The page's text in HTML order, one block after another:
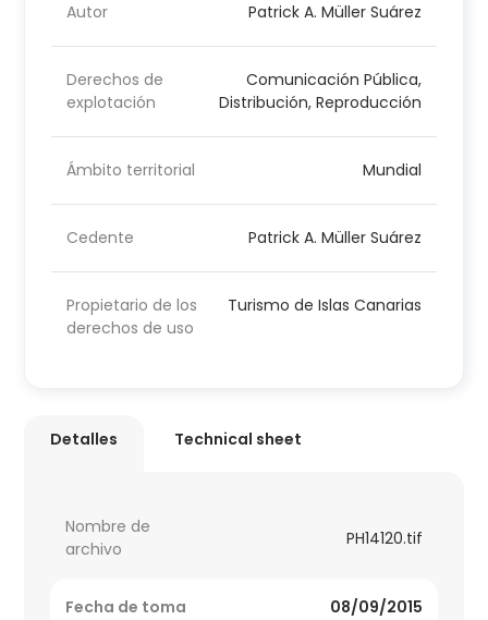
Autor Patrick A. Müller Suárez
Derechos de
explotación
Comunicación Pública,
Distribución, Reproducción
Ámbito territorial Mundial
Cedente Patrick A. Müller Suárez
Propietario de los
derechos de uso
Turismo de Islas Canarias
Detalles Technical sheet
Nombre de
archivo
PH14120.tif
Fecha de toma 08/09/2015